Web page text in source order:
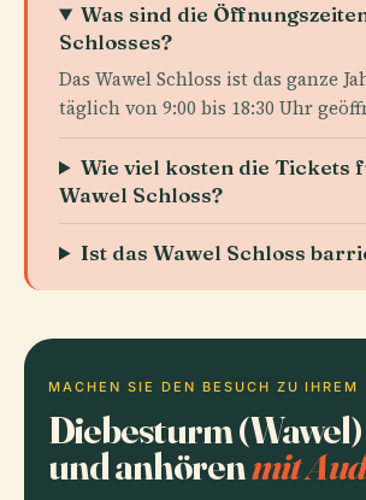
Was sind die
Schlosses?
Das Wawel Schloss ist das ganze
täglich von 9:00 bis 18:30 Uhr
Wie viel kosten die Tickets
Wawel Schloss?
Ist das Wawel Schloss
MACHEN SIE DEN BESUCH ZU IHREM
Diebesturm
und anhörenmit